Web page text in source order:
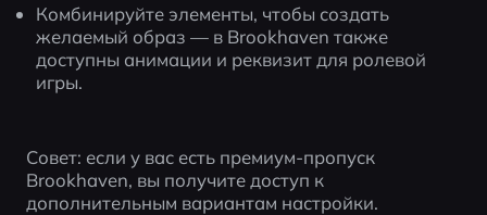
Комбинируйте элементы, чтобы создать
желаемый образ — в Brookhaven также
доступны анимации и реквизит для ролевой
игры.
Совет: если у вас есть премиум-пропуск
Brookhaven, вы получите доступ к
дополнительным вариантам настройки.